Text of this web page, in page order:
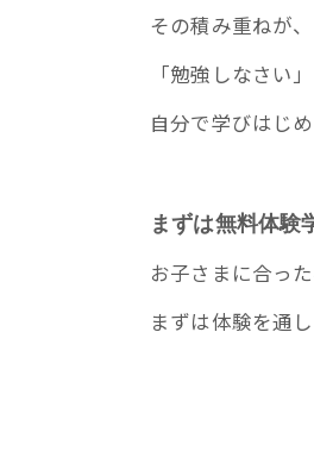
その積み重ねが、
「勉強しなさい
自分で学びはじ
まずは無料体験
お子さまに合っ
まずは体験を通